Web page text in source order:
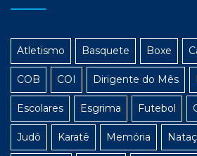
Atletismo Basquete Boxe
COB COI Dirigente do Mês
Escolares Esgrima Futebol
Judô Karatê Memória